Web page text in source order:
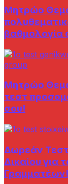
Μητρώο
βαθμολογία
Μητρώο
τεστ
σου!
Δωρεάν
Δικαίου για
Γραμματέων!